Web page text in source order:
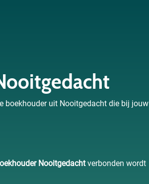
boekhouder uit Nooitgedacht die bij jouw
Nooitgedachtverbonden wordt